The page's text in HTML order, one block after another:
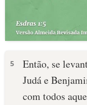
5
Então, se
Judá e
com todos